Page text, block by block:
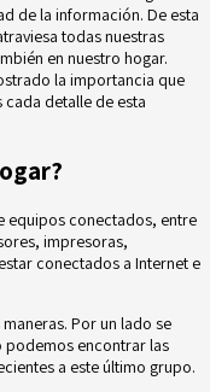
de la información. De esta
todas nuestras
en nuestro hogar.
la importancia que
cada detalle de esta
equipos conectados, entre
impresoras,
conectados a Internet e
Por un lado se
podemos encontrar las
a este último grupo.